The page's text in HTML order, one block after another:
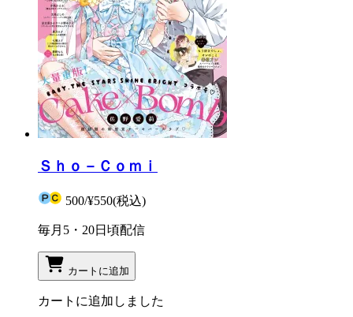
Ｓｈｏ－Ｃｏｍｉ
500/¥550(税込)
毎月5・20日頃配信
カートに追加
カートに追加しました